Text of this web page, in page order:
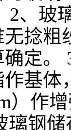
2、玻
捻粗
定
基
）作
璃钢